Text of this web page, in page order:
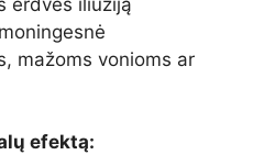
mažoms vonioms ar
efektą: